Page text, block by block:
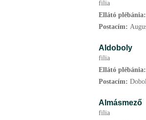
filia
Ellátó plébánia:
Postacím:
Aldoboly
filia
Ellátó plébánia:
Postacím:
Almásmező
filia